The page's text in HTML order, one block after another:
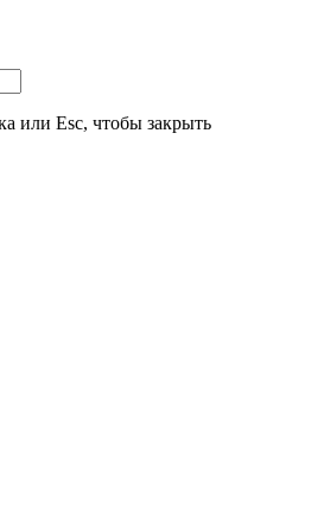
или Esc, чтобы закрыть